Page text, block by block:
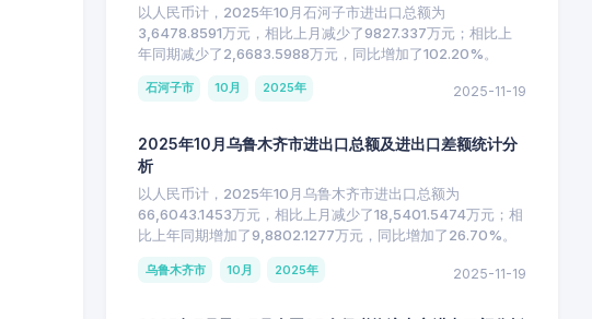
以人民币计，2025年10月石河子市进出口总额为
3,6478.8591万元，相比上月减少了9827.337万元；相比上
年同期减少了2,6683.5988万元，同比增加了102.20%。
石河子市 10月 2025年 2025-11-19
2025年10月乌鲁木齐市进出口总额及进出口差额统计分
析
以人民币计，2025年10月乌鲁木齐市进出口总额为
66,6043.1453万元，相比上月减少了18,5401.5474万元；相
比上年同期增加了9,8802.1277万元，同比增加了26.70%。
乌鲁木齐市 10月 2025年 2025-11-19